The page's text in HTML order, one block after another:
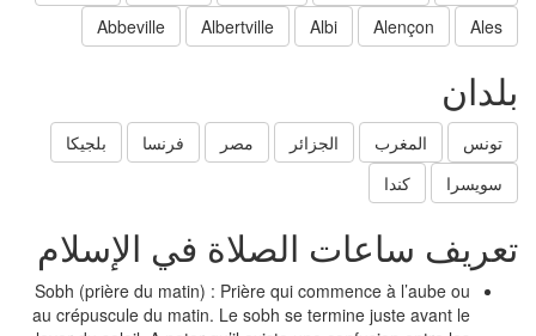
Ales
Alençon
Albertville
Abbeville
تونس المغرب الجزائر مصر فرنسا
بلجيكا
سويسرا
ساعات الصلاة في الإسلام
Sobh (prière du matin) : Prière qui commence à l’aube ou
au crépuscule du matin. Le sobh se termine juste avant le